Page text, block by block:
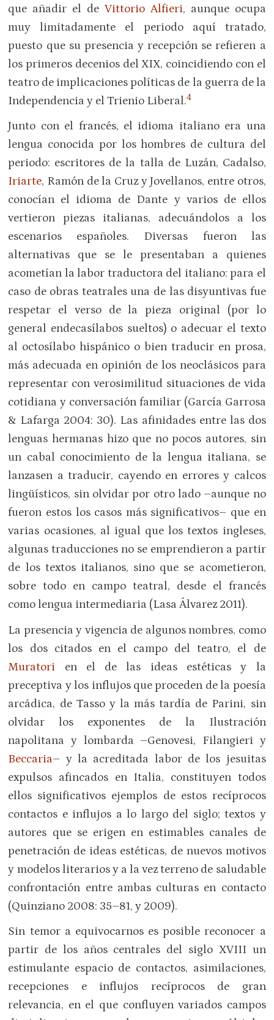
que añadir el de Vittorio Alfieri, aunque ocupa
muy limitadamente el periodo aquí tratado,
puesto que su presencia y recepción se refieren a
los primeros decenios del XIX, coincidiendo con el
teatro de implicaciones políticas de la guerra de la
Independencia y el Trienio Liberal.4
Junto con el francés, el idioma italiano era una
lengua conocida por los hombres de cultura del
periodo: escritores de la talla de Luzán, Cadalso,
Iriarte, Ramón de la Cruz y Jovellanos, entre otros,
conocían el idioma de Dante y varios de ellos
vertieron piezas italianas, adecuándolos a los
escenarios españoles. Diversas fueron las
alternativas que se le presentaban a quienes
acometían la labor traductora del italiano: para el
caso de obras teatrales una de las disyuntivas fue
respetar el verso de la pieza original (por lo
general endecasílabos sueltos) o adecuar el texto
al octosílabo hispánico o bien traducir en prosa,
más adecuada en opinión de los neoclásicos para
representar con verosimilitud situaciones de vida
cotidiana y conversación familiar (García Garrosa
& Lafarga 2004: 30). Las afinidades entre las dos
lenguas hermanas hizo que no pocos autores, sin
un cabal conocimiento de la lengua italiana, se
lanzasen a traducir, cayendo en errores y calcos
lingüísticos, sin olvidar por otro lado –aunque no
fueron estos los casos más significativos– que en
varias ocasiones, al igual que los textos ingleses,
algunas traducciones no se emprendieron a partir
de los textos italianos, sino que se acometieron,
sobre todo en campo teatral, desde el francés
como lengua intermediaria (Lasa Álvarez 2011).
La presencia y vigencia de algunos nombres, como
los dos citados en el campo del teatro, el de
Muratori en el de las ideas estéticas y la
preceptiva y los influjos que proceden de la poesía
arcádica, de Tasso y la más tardía de Parini, sin
olvidar los exponentes de la Ilustración
napolitana y lombarda –Genovesi, Filangieri y
Beccaria– y la acreditada labor de los jesuitas
expulsos afincados en Italia, constituyen todos
ellos significativos ejemplos de estos recíprocos
contactos e influjos a lo largo del siglo; textos y
autores que se erigen en estimables canales de
penetración de ideas estéticas, de nuevos motivos
y modelos literarios y a la vez terreno de saludable
confrontación entre ambas culturas en contacto
(Quinziano 2008: 35–81, y 2009).
Sin temor a equivocarnos es posible reconocer a
partir de los años centrales del siglo XVIII un
estimulante espacio de contactos, asimilaciones,
recepciones e influjos recíprocos de gran
relevancia, en el que confluyen variados campos